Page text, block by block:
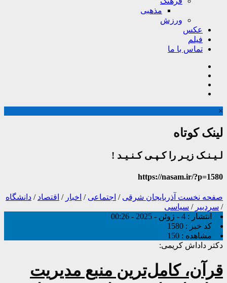
مذهبی
ورزش
عکس
فیلم
تماس با ما
×
لینک کوتاه
لـیـنـک زیـر را کـپـی کـنـیـد !
https://nasam.ir/?p=1580
صفحه نخست آذربایجان شرقی / اجتماعی / اخبار / اقتصاد / دانشگاه
/ سردبیر / سیاسی
انتشار : 4 - ژوئن - 2025 - 00:26
کد خبر : 1580
مشاهده : 150
دکتر داداش کریمی:
قرآن، کامل‌ترین منبع مدیریت